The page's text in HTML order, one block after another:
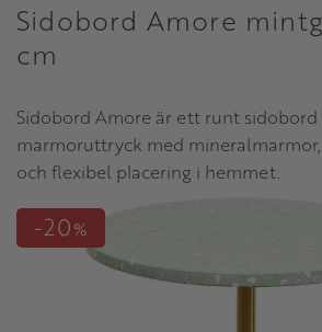
Sidobord Amore
cm
Sidobord Amore är ett runt
marmoruttryck med
och flexibel placering i hemmet.
20%